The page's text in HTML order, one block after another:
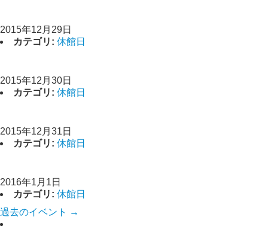
2015年12月29日
カテゴリ: 休館日
2015年12月30日
カテゴリ: 休館日
2015年12月31日
カテゴリ: 休館日
2016年1月1日
カテゴリ: 休館日
過去のイベント
→